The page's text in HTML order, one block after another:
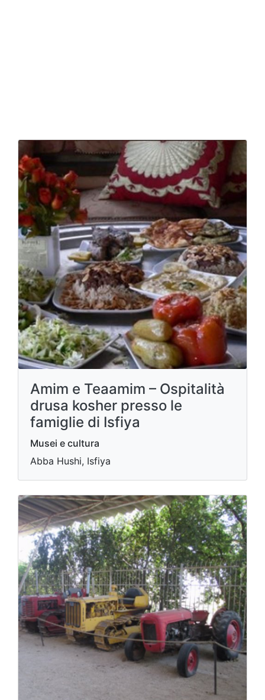
Amim e Teaamim – Ospitalità
drusa kosher presso le
famiglie di Isfiya
Musei e cultura
Abba Hushi, Isfiya